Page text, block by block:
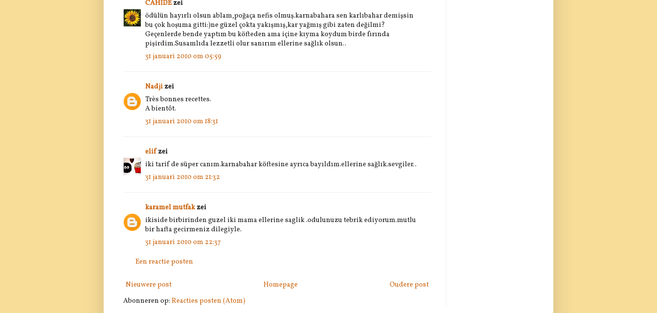
CAHİDEzei
ödülün hayırlı olsun ablam,poğaça nefis olmuş.karnabahara sen karlıbahar demişsin
bu çok hoşuma gitti:)ne güzel çokta yakışmış,kar yağmış gibi zaten değilmi?
Geçenlerde bende yaptım bu köfteden ama içine kıyma koydum birde fırında
pişirdim.Susamlıda lezzetli olur sanırım ellerine sağlık olsun..
31 januari 2010 om 05:59
Nadji zei
Très bonnes recettes.
A bientôt.
31 januari 2010 om 18:31
elifzei
iki tarif de süper canım.karnabahar köftesine ayrıca bayıldım.ellerine sağlık.sevgiler..
31 januari 2010 om 21:32
karamel mutfakzei
ikiside birbirinden guzel iki mama ellerine saglik .odulunuzu tebrik ediyorum.mutlu
bir hafta gecirmeniz dilegiyle.
31 januari 2010 om 22:37
Een reactie posten
Nieuwere post Oudere post
Homepage
Abonneren op: Reacties posten (Atom)